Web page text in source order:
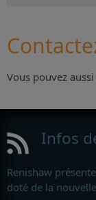
Vous pouvez
Infos
Renishaw
doté de la